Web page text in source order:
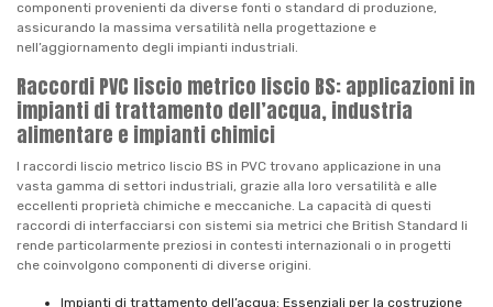
componenti provenienti da diverse fonti o standard di produzione,
assicurando la massima versatilità nella progettazione e
nell’aggiornamento degli impianti industriali.
Raccordi PVC liscio metrico liscio BS: applicazioni in
impianti di trattamento dell’acqua, industria
alimentare e impianti chimici
I raccordi liscio metrico liscio BS in PVC trovano applicazione in una
vasta gamma di settori industriali, grazie alla loro versatilità e alle
eccellenti proprietà chimiche e meccaniche. La capacità di questi
raccordi di interfacciarsi con sistemi sia metrici che British Standard li
rende particolarmente preziosi in contesti internazionali o in progetti
che coinvolgono componenti di diverse origini.
Impianti di trattamento dell’acqua: Essenziali per la costruzione